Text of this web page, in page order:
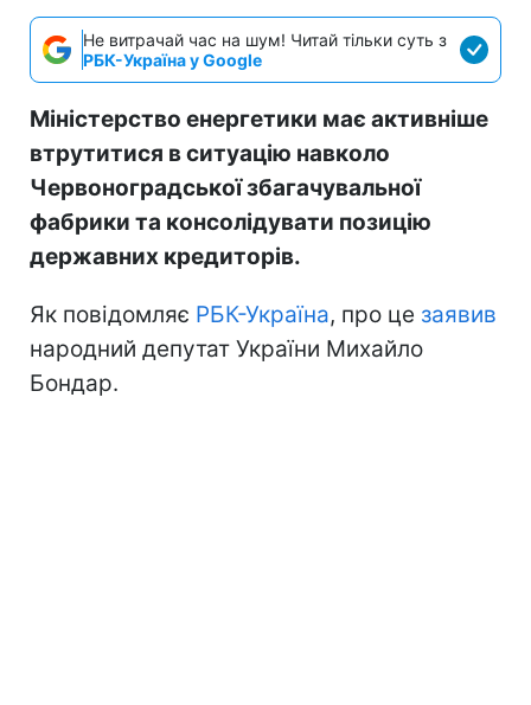
Не витрачай час на шум! Читай тільки суть з
РБК-Україна у Google
Міністерство енергетики має активніше
втрутитися в ситуацію навколо
Червоноградської збагачувальної
фабрики та консолідувати позицію
державних кредиторів.
Як повідомляє РБК-Україна, про це заявив
народний депутат України Михайло
Бондар.